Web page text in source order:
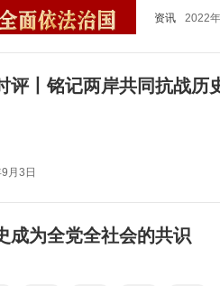
资讯 2022
评丨铭记两岸共同抗战历
月3日
成为全党全社会的共识